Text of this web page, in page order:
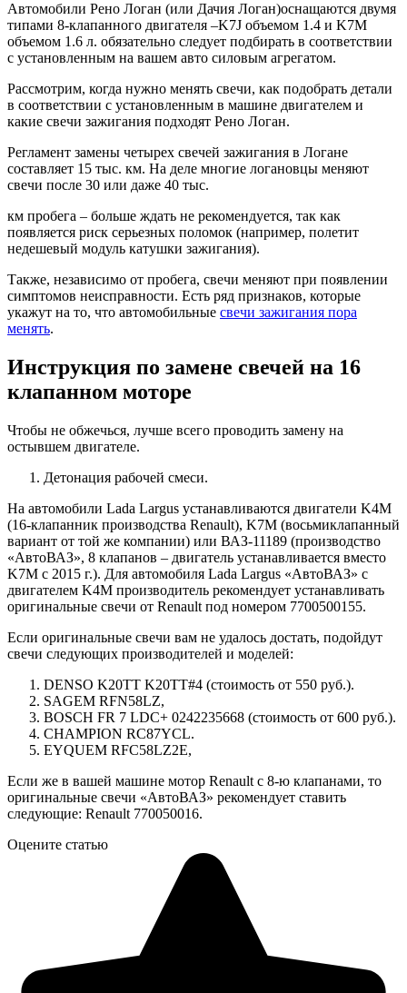
Автомобили Рено Логан (или Дачия Логан)оснащаются двумя
типами 8-клапанного двигателя –K7J объемом 1.4 и K7M
объемом 1.6 л. обязательно следует подбирать в соответствии
с установленным на вашем авто силовым агрегатом.
Рассмотрим, когда нужно менять свечи, как подобрать детали
в соответствии с установленным в машине двигателем и
какие свечи зажигания подходят Рено Логан.
Регламент замены четырех свечей зажигания в Логане
составляет 15 тыс. км. На деле многие логановцы меняют
свечи после 30 или даже 40 тыс.
км пробега – больше ждать не рекомендуется, так как
появляется риск серьезных поломок (например, полетит
недешевый модуль катушки зажигания).
Также, независимо от пробега, свечи меняют при появлении
симптомов неисправности. Есть ряд признаков, которые
укажут на то, что автомобильные свечи зажигания пора
менять.
Инструкция по замене свечей на 16
клапанном моторе
Чтобы не обжечься, лучше всего проводить замену на
остывшем двигателе.
Детонация рабочей смеси.
На автомобили Lada Largus устанавливаются двигатели K4M
(16-клапанник производства Renault), K7M (восьмиклапанный
вариант от той же компании) или ВАЗ-11189 (производство
«АвтоВАЗ», 8 клапанов – двигатель устанавливается вместо
K7M с 2015 г.). Для автомобиля Lada Largus «АвтоВАЗ» с
двигателем K4M производитель рекомендует устанавливать
оригинальные свечи от Renault под номером 7700500155.
Если оригинальные свечи вам не удалось достать, подойдут
свечи следующих производителей и моделей:
DENSO K20TT K20TT#4 (стоимость от 550 руб.).
SAGEM RFN58LZ,
BOSCH FR 7 LDC+ 0242235668 (стоимость от 600 руб.).
CHAMPION RC87YCL.
EYQUEM RFC58LZ2E,
Если же в вашей машине мотор Renault c 8-ю клапанами, то
оригинальные свечи «АвтоВАЗ» рекомендует ставить
следующие: Renault 770050016.
Оцените статью